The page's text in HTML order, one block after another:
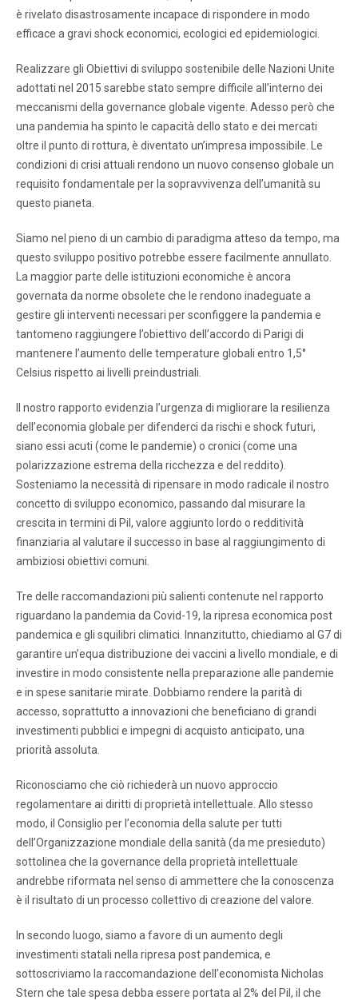
è rivelato disastrosamente incapace di rispondere in modo
efficace a gravi shock economici, ecologici ed epidemiologici.
Realizzare gli Obiettivi di sviluppo sostenibile delle Nazioni Unite
adottati nel 2015 sarebbe stato sempre difficile all’interno dei
meccanismi della governance globale vigente. Adesso però che
una pandemia ha spinto le capacità dello stato e dei mercati
oltre il punto di rottura, è diventato un’impresa impossibile. Le
condizioni di crisi attuali rendono un nuovo consenso globale un
requisito fondamentale per la sopravvivenza dell’umanità su
questo pianeta.
Siamo nel pieno di un cambio di paradigma atteso da tempo, ma
questo sviluppo positivo potrebbe essere facilmente annullato.
La maggior parte delle istituzioni economiche è ancora
governata da norme obsolete che le rendono inadeguate a
gestire gli interventi necessari per sconfiggere la pandemia e
tantomeno raggiungere l’obiettivo dell’accordo di Parigi di
mantenere l’aumento delle temperature globali entro 1,5°
Celsius rispetto ai livelli preindustriali.
Il nostro rapporto evidenzia l’urgenza di migliorare la resilienza
dell’economia globale per difenderci da rischi e shock futuri,
siano essi acuti (come le pandemie) o cronici (come una
polarizzazione estrema della ricchezza e del reddito).
Sosteniamo la necessità di ripensare in modo radicale il nostro
concetto di sviluppo economico, passando dal misurare la
crescita in termini di Pil, valore aggiunto lordo o redditività
finanziaria al valutare il successo in base al raggiungimento di
ambiziosi obiettivi comuni.
Tre delle raccomandazioni più salienti contenute nel rapporto
riguardano la pandemia da Covid-19, la ripresa economica post
pandemica e gli squilibri climatici. Innanzitutto, chiediamo al G7 di
garantire un’equa distribuzione dei vaccini a livello mondiale, e di
investire in modo consistente nella preparazione alle pandemie
e in spese sanitarie mirate. Dobbiamo rendere la parità di
accesso, soprattutto a innovazioni che beneficiano di grandi
investimenti pubblici e impegni di acquisto anticipato, una
priorità assoluta.
Riconosciamo che ciò richiederà un nuovo approccio
regolamentare ai diritti di proprietà intellettuale. Allo stesso
modo, il Consiglio per l’economia della salute per tutti
dell’Organizzazione mondiale della sanità (da me presieduto)
sottolinea che la governance della proprietà intellettuale
andrebbe riformata nel senso di ammettere che la conoscenza
è il risultato di un processo collettivo di creazione del valore.
In secondo luogo, siamo a favore di un aumento degli
investimenti statali nella ripresa post pandemica, e
sottoscriviamo la raccomandazione dell’economista Nicholas
Stern che tale spesa debba essere portata al 2% del Pil, il che